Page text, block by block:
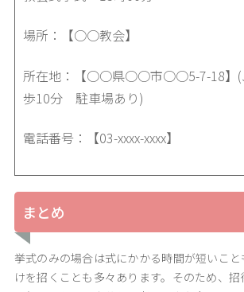
場所：【○○教会】
所在地：【○○県○○市○○5-7-18】
歩10分 駐車場あり)
電話番号：【03-xxxx-xxxx】
まとめ
挙式のみの場合は式にかかる時間が短いこ
けを招くことも多々あります。そのため、